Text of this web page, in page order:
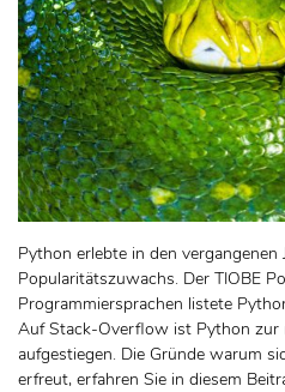
Python erlebte in den vergangenen
Popularitätszuwachs. Der TIOBE
Programmiersprachen listete
Auf Stack-Overflow ist Python zur
aufgestiegen. Die Gründe warum
erfreut, erfahren Sie in diesem